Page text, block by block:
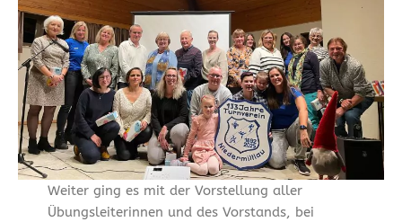
Weiter ging es mit der Vorstellung aller
Übungsleiterinnen und des Vorstands, bei